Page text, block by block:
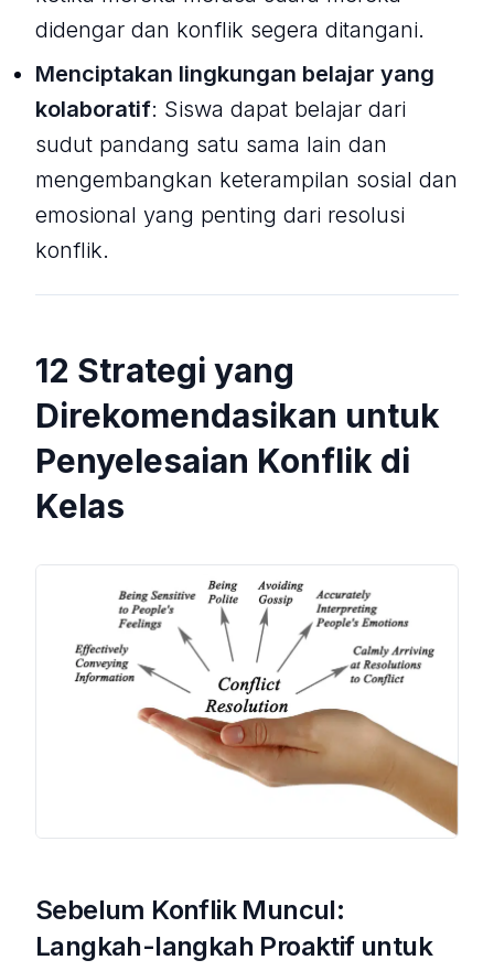
didengar dan konflik segera ditangani.
Menciptakan lingkungan belajar yang
kolaboratif: Siswa dapat belajar dari
sudut pandang satu sama lain dan
mengembangkan keterampilan sosial dan
emosional yang penting dari resolusi
konflik.
12 Strategi yang
Direkomendasikan untuk
Penyelesaian Konflik di
Kelas
Sebelum Konflik Muncul:
Langkah-langkah Proaktif untuk